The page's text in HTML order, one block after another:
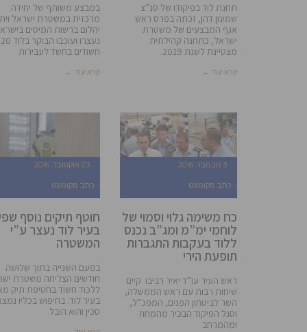
תחנת לוד בפיקודו של סנ”צ
שמעון דהן, זכתה בפרס ראש
אגף המבצעים של משטרת
ישראל, כתחנה קהילתית
מצטיינת לשנת 2019.
קרא עוד ←
במבצע משותף של יחידה
מרכזית במשטרת ישראל
יהלום ברשות המיסים
נעצרו ועוכבו הבוקר בלוד 20
חשודים בחשד לעבירות
קרא עוד ←
3 נובמבר, 2016
כתב מקומונט
כח משימה גלוי וסמוי של
לוחמי ימ”מ ומג”ב נכנס
ללוד בעקבות התגברות
תופעת הירי
ראש העיר עו”ד יאיר רביבו קיים
שיחות רבות עם ראש הממשלה,
השר לביטחון הפנים, המפכ”ל,
וסגל הפיקוד הבכיר מהמחוז
ומהמרחב
23 אוקטובר, 2016
כתב מקומונט
חוטף תיקים נוסף
בעיר לוד נעצר ע”י
המשטרה
בפעם השנייה בתוך שלושה
חודשים הצליחה משטרת
ללכוד חשוד בחטיפת תיק
בעיר לוד. בחיפוש בכליו
סכין והוא הובל